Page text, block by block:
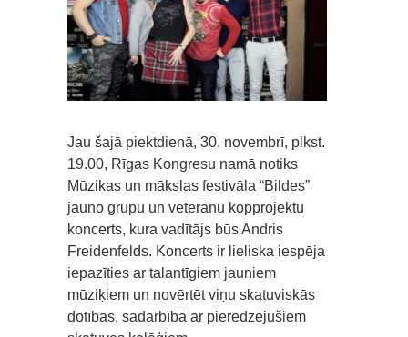
Jau šajā piektdienā, 30. novembrī, plkst.
19.00, Rīgas Kongresu namā notiks
Mūzikas un mākslas festivāla “Bildes”
jauno grupu un veterānu kopprojektu
koncerts, kura vadītājs būs Andris
Freidenfelds. Koncerts ir lieliska iespēja
iepazīties ar talantīgiem jauniem
mūziķiem un novērtēt viņu skatuviskās
dotības, sadarbībā ar pieredzējušiem